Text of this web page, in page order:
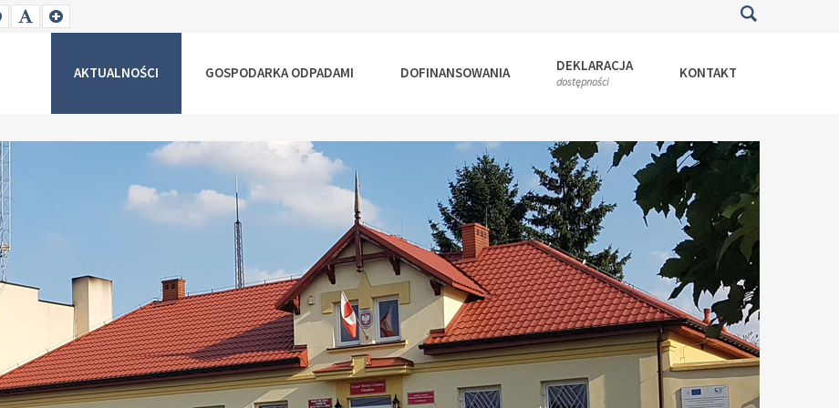
SET
SMALLER
SET
DEFAULT
SET
LARGER
AKTUALNOŚCI GOSPODARKA ODPADAMI DOFINANSOWANIA DEKLARACJA
dostępności KONTAKT